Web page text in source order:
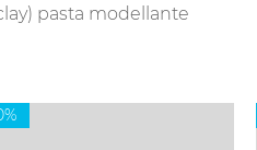
Vista rapida
pasta modellante